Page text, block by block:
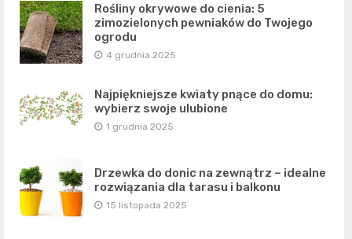
Rośliny okrywowe do cienia: 5
zimozielonych pewniaków do Twojego
ogrodu
4 grudnia 2025
Najpiękniejsze kwiaty pnące do domu:
wybierz swoje ulubione
1 grudnia 2025
Drzewka do donic na zewnątrz – idealne
rozwiązania dla tarasu i balkonu
15 listopada 2025